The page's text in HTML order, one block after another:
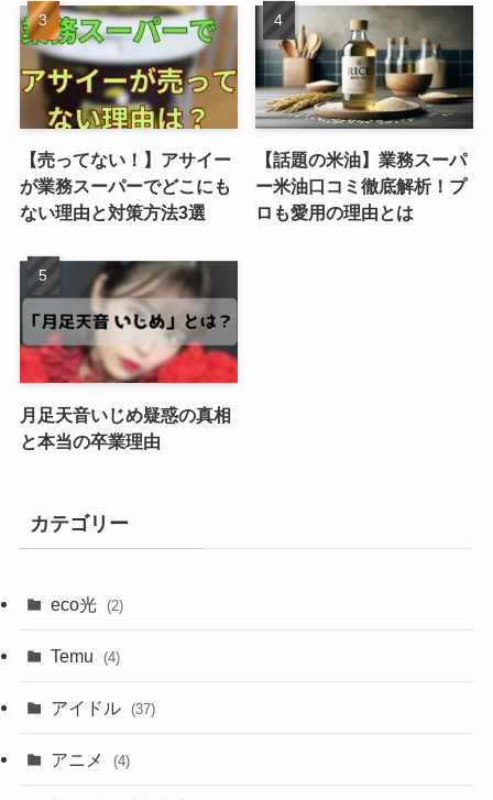
【売ってない！】アサイー
が業務スーパーでどこにも
ない理由と対策方法3選
【話題の米油】業務スーパ
ー米油口コミ徹底解析！プ
ロも愛用の理由とは
月足天音いじめ疑惑の真相
と本当の卒業理由
カテゴリー
eco光 (2)
Temu (4)
アイドル (37)
アニメ (4)